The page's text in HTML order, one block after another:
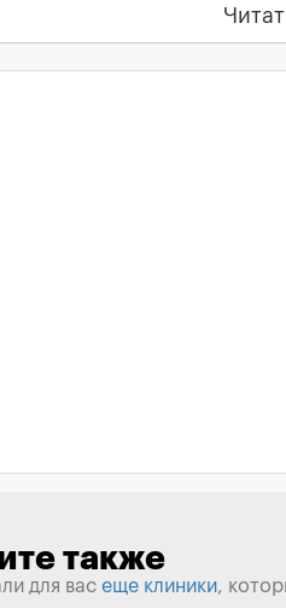
также
для вас еще клиники,